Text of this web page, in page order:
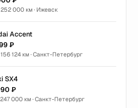
000 км · Ижевск
Accent
₽
124 км · Санкт-Петербург
SX4
₽
000 км · Санкт-Петербург